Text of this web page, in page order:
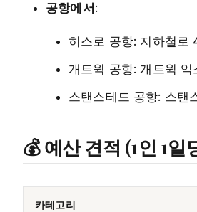
공항에서 :
히스로 공항: 지하철로
개트윅 공항: 개트윅
스탠스테드 공항: 스탠
💰 예산 견적 (1인 1일
카테고리